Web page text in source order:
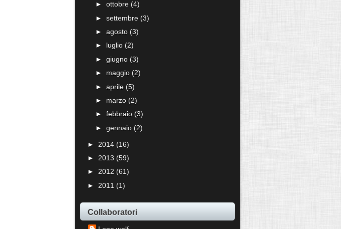
►ottobre(4)
►settembre(3)
►agosto(3)
►
luglio(2)
►giugno(3)
► maggio(2)
►aprile(5)
► marzo(2)
►febbraio(3)
►gennaio(2)
► 2014 (16)
► 2013 (59)
► 2012 (61)
► 2011 (1)
Collaboratori